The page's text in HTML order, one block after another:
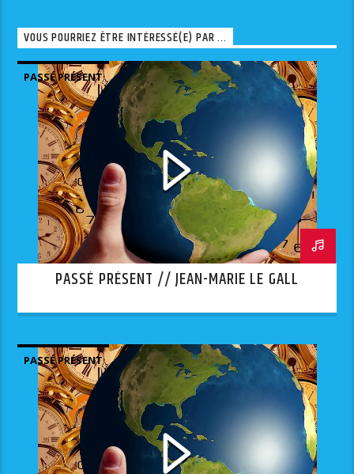
VOUS POURRIEZ ÊTRE INTÉRESSÉ(E) PAR ...
PASSÉ PRÉSENT
PASSÉ PRÉSENT // JEAN-MARIE LE GALL
PASSÉ PRÉSENT